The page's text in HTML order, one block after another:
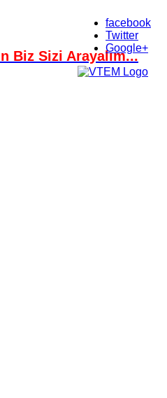
Biz Sizi Arayalım...
facebook
Twitter
Google+